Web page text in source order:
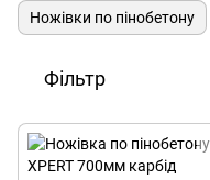
Ножівки по пінобетону
Фільтр